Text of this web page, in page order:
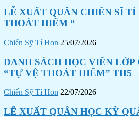
LỄ XUẤT QUÂN CHIẾN SĨ TÍ
THOÁT HIỂM “
Chiến Sỹ Tí Hon 25/07/2026
DANH SÁCH HỌC VIÊN LỚP
“TỰ VỆ THOÁT HIỂM” TH5
Chiến Sỹ Tí Hon 22/07/2026
LỄ XUẤT QUÂN HỌC KỲ